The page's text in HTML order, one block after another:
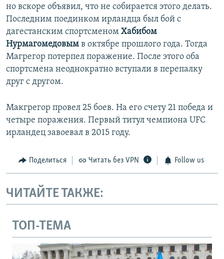
но вскоре объявил, что не собирается этого делать.
Последним поединком ирландца был бой с
дагестанским спортсменом Хабибом
Нурмагомедовым в октябре прошлого года. Тогда
Магрегор потерпел поражение. После этого оба
спортсмена неоднократно вступали в перепалку
друг с другом.
Макгрегор провел 25 боев. На его счету 21 победа и
четыре поражения. Первый титул чемпиона UFC
ирландец завоевал в 2015 году.
Поделиться Читать без VPN Follow us
ЧИТАЙТЕ ТАКЖЕ:
ТОП-ТЕМА